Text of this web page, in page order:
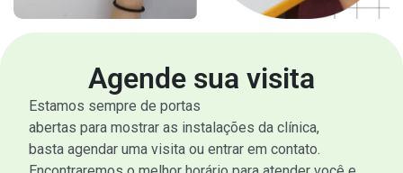
Agende sua visita
Estamos sempre de portas
abertas para mostrar as instalações da clínica,
basta agendar uma visita ou entrar em contato.